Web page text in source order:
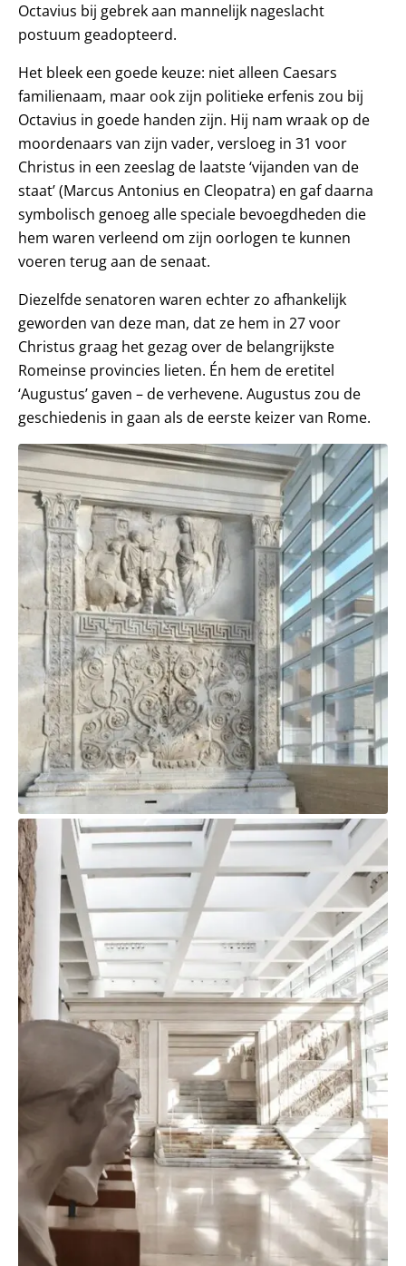
Octavius bij gebrek aan mannelijk nageslacht
postuum geadopteerd.
Het bleek een goede keuze: niet alleen Caesars
familienaam, maar ook zijn politieke erfenis zou bij
Octavius in goede handen zijn. Hij nam wraak op de
moordenaars van zijn vader, versloeg in 31 voor
Christus in een zeeslag de laatste ‘vijanden van de
staat’ (Marcus Antonius en Cleopatra) en gaf daarna
symbolisch genoeg alle speciale bevoegdheden die
hem waren verleend om zijn oorlogen te kunnen
voeren terug aan de senaat.
Diezelfde senatoren waren echter zo afhankelijk
geworden van deze man, dat ze hem in 27 voor
Christus graag het gezag over de belangrijkste
Romeinse provincies lieten. Én hem de eretitel
‘Augustus’ gaven – de verhevene. Augustus zou de
geschiedenis in gaan als de eerste keizer van Rome.